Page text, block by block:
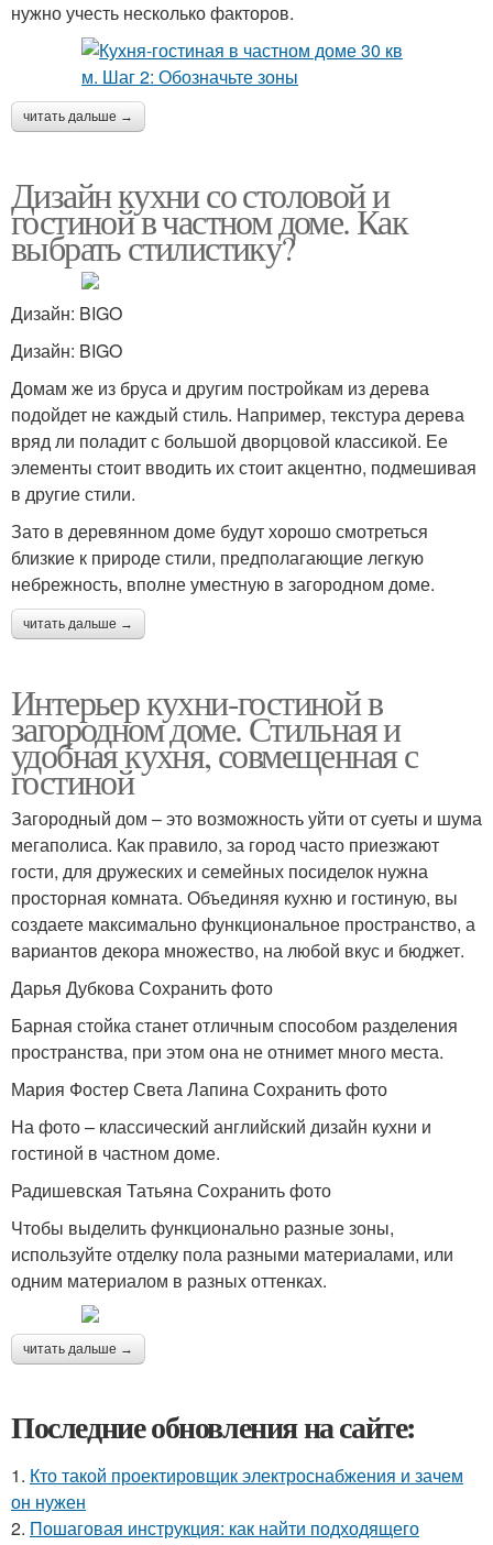
нужно учесть несколько факторов.
читать дальше →
Дизайн кухни со столовой и
гостиной в частном доме. Как
выбрать стилистику?
Дизайн: BIGO
Дизайн: BIGO
Домам же из бруса и другим постройкам из дерева
подойдет не каждый стиль. Например, текстура дерева
вряд ли поладит с большой дворцовой классикой. Ее
элементы стоит вводить их стоит акцентно, подмешивая
в другие стили.
Зато в деревянном доме будут хорошо смотреться
близкие к природе стили, предполагающие легкую
небрежность, вполне уместную в загородном доме.
читать дальше →
Интерьер кухни-гостиной в
загородном доме. Стильная и
удобная кухня, совмещенная с
гостиной
Загородный дом – это возможность уйти от суеты и шума
мегаполиса. Как правило, за город часто приезжают
гости, для дружеских и семейных посиделок нужна
просторная комната. Объединяя кухню и гостиную, вы
создаете максимально функциональное пространство, а
вариантов декора множество, на любой вкус и бюджет.
Дарья Дубкова Сохранить фото
Барная стойка станет отличным способом разделения
пространства, при этом она не отнимет много места.
Мария Фостер Света Лапина Сохранить фото
На фото – классический английский дизайн кухни и
гостиной в частном доме.
Радишевская Татьяна Сохранить фото
Чтобы выделить функционально разные зоны,
используйте отделку пола разными материалами, или
одним материалом в разных оттенках.
читать дальше →
Последние обновления на сайте:
1. Кто такой проектировщик электроснабжения и зачем
он нужен
2. Пошаговая инструкция: как найти подходящего